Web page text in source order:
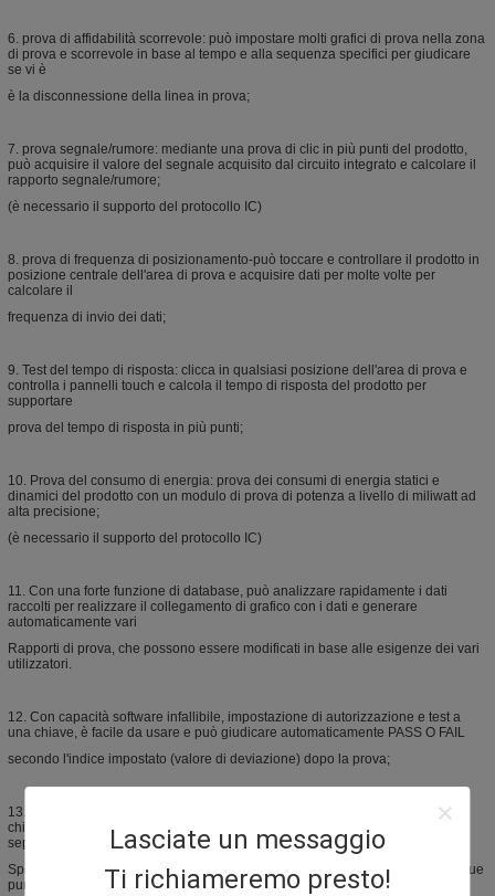
Lasciate un messaggio
Ti richiameremo presto!
6. prova di affidabilità scorrevole: può impostare molti grafici di prova nella zona
di prova e scorrevole in base al tempo e alla sequenza specifici per giudicare
se vi è
è la disconnessione della linea in prova;
7. prova segnale/rumore: mediante una prova di clic in più punti del prodotto,
può acquisire il valore del segnale acquisito dal circuito integrato e calcolare il
rapporto segnale/rumore;
(è necessario il supporto del protocollo IC)
8. prova di frequenza di posizionamento-può toccare e controllare il prodotto in
posizione centrale dell'area di prova e acquisire dati per molte volte per
calcolare il
frequenza di invio dei dati;
9. Test del tempo di risposta: clicca in qualsiasi posizione dell'area di prova e
controlla i pannelli touch e calcola il tempo di risposta del prodotto per
supportare
prova del tempo di risposta in più punti;
10. Prova del consumo di energia: prova dei consumi di energia statici e
dinamici del prodotto con un modulo di prova di potenza a livello di miliwatt ad
alta precisione;
(è necessario il supporto del protocollo IC)
11. Con una forte funzione di database, può analizzare rapidamente i dati
raccolti per realizzare il collegamento di grafico con i dati e generare
automaticamente vari
Rapporti di prova, che possono essere modificati in base alle esigenze dei vari
utilizzatori.
12. Con capacità software infallibile, impostazione di autorizzazione e test a
una chiave, è facile da usare e può giudicare automaticamente PASS O FAIL
secondo l'indice impostato (valore di deviazione) dopo la prova;
13. Prova del grado di separazione: realizzare le azioni di separazione e
chiusura di due penne touch, le due penne touch possono realizzare la
separazione e la chiusura parallele,
Spostare le penne touch per rilevare lo spazio minimo di funzionamento tra due
punti